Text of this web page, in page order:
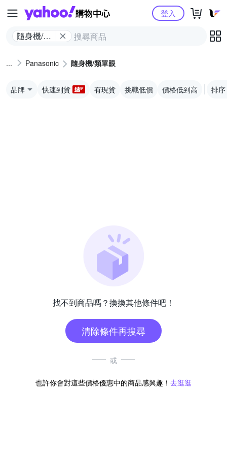
Yahoo購物中心
隨身機/類
登入
Panasonic 隨身機/類單眼
品牌 快速到貨 有現貨 挑戰低價 價格低到高 排序
找不到商品嗎？換換其他條件吧！
清除條件再搜尋
或
也許你會對這些價格優惠中的商品感興趣！ 去逛逛